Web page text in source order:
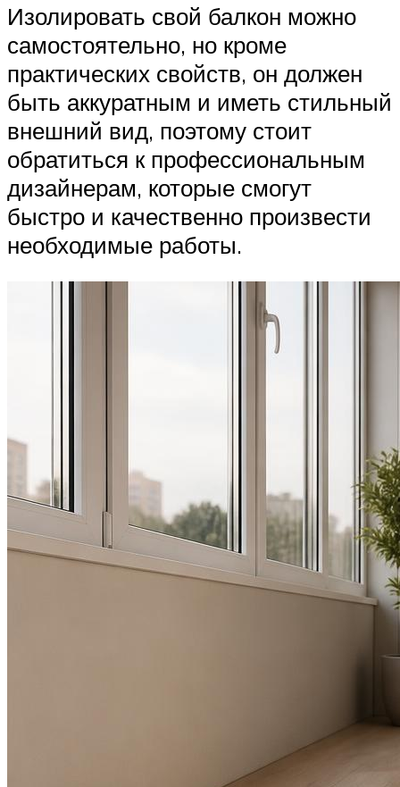
Изолировать свой балкон можно
самостоятельно, но кроме
практических свойств, он должен
быть аккуратным и иметь стильный
внешний вид, поэтому стоит
обратиться к профессиональным
дизайнерам, которые смогут
быстро и качественно произвести
необходимые работы.